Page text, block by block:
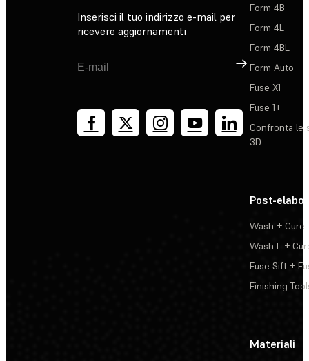
Inserisci il tuo indirizzo e-mail per
ricevere aggiornamenti
Registrati
Form 4B
Form 4L
Form 4BL
Form Auto
Fuse X1
Fuse 1+
Confronta le
3D
Post-
Wash + Cure
Wash L +
Fuse Sift +
Finishing
Materiali